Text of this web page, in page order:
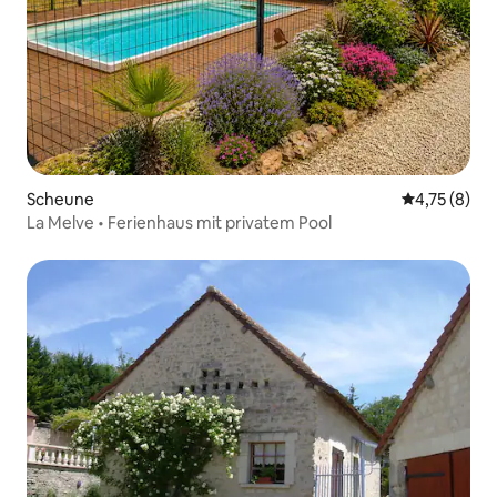
Scheune
4,75 (8)
La Melve • Ferienhaus mit privatem Pool